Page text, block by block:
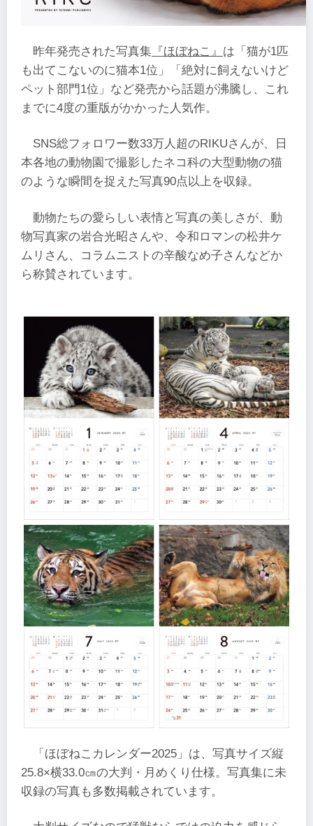
昨年発売された写真集 『ほぼねこ』 は「猫が1匹
も出てこないのに猫本1位」「絶対に飼えないけど
ペット部門1位」など発売から話題が沸騰し、これ
までに4度の重版がかかった人気作。
SNS総フォロワー数33万人超のRIKUさんが、日
本各地の動物園で撮影したネコ科の大型動物の猫
のような瞬間を捉えた写真90点以上を収録。
動物たちの愛らしい表情と写真の美しさが、動
物写真家の岩合光昭さんや、令和ロマンの松井ケ
ムリさん、コラムニストの辛酸なめ子さんなどか
ら称賛されています。
「ほぼねこカレンダー2025」は、写真サイズ縦
25.8×横33.0㎝の大判・月めくり仕様。写真集に未
収録の写真も多数掲載されています。